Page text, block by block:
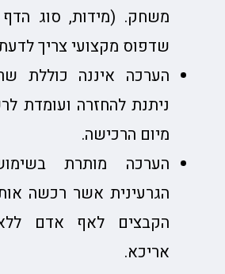
משחק. (מידות, סוג
שדפוס מקצועי צריך
הערכה איננה כוללת
ניתנת להחזרה ועומדת
מיום הרכישה.
הערכה מותרת
הגרעינית אשר רכשה
הקבצים לאף אדם
אריכא.